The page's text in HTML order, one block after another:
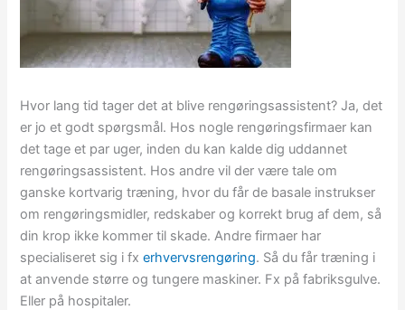
Hvor lang tid tager det at blive rengøringsassistent? Ja, det
er jo et godt spørgsmål. Hos nogle rengøringsfirmaer kan
det tage et par uger, inden du kan kalde dig uddannet
rengøringsassistent. Hos andre vil der være tale om
ganske kortvarig træning, hvor du får de basale instrukser
om rengøringsmidler, redskaber og korrekt brug af dem, så
din krop ikke kommer til skade. Andre firmaer har
specialiseret sig i fxerhvervsrengøring. Så du får træning i
at anvende større og tungere maskiner. Fx på fabriksgulve.
Eller på hospitaler.